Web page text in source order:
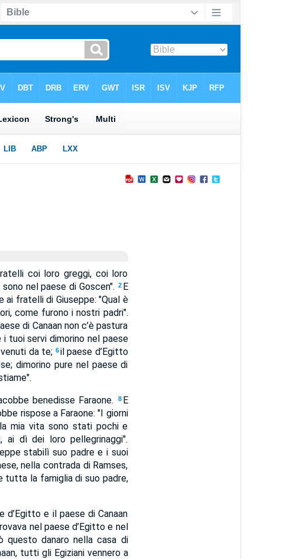
coi loro greggi, coi loro
nel paese di Goscen". 2 E
ai fratelli di Giuseppe: "Qual è
come furono i nostri padri".
di Canaan non c’è pastura
tuoi servi dimorino nel paese
da te; 6il paese d’Egitto
dimorino pure nel paese di
benedisse Faraone. 8 E
rispose a Faraone: "I giorni
mia vita sono stati pochi e
ai dì dei loro pellegrinaggi".
stabilì suo padre e i suoi
nella contrada di Ramses,
tutta la famiglia di suo padre,
d’Egitto e il paese di Canaan
nel paese d’Egitto e nel
questo danaro nella casa di
tutti gli Egiziani vennero a